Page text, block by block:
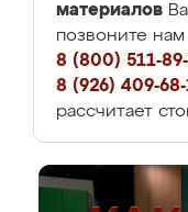
материалов
позвоните
8 (800) 511-
8 (926) 409-68-
рассчитает